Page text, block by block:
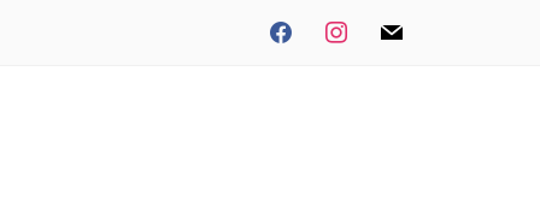
facebookinstagrammail